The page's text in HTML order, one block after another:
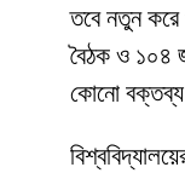
তবে নতুন করে
বৈঠক ও ১০৪
কোনো বক্তব্য